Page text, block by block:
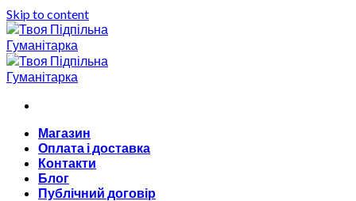
Skip to content
Магазин
Оплата і доставка
Контакти
Блог
Публічний договір